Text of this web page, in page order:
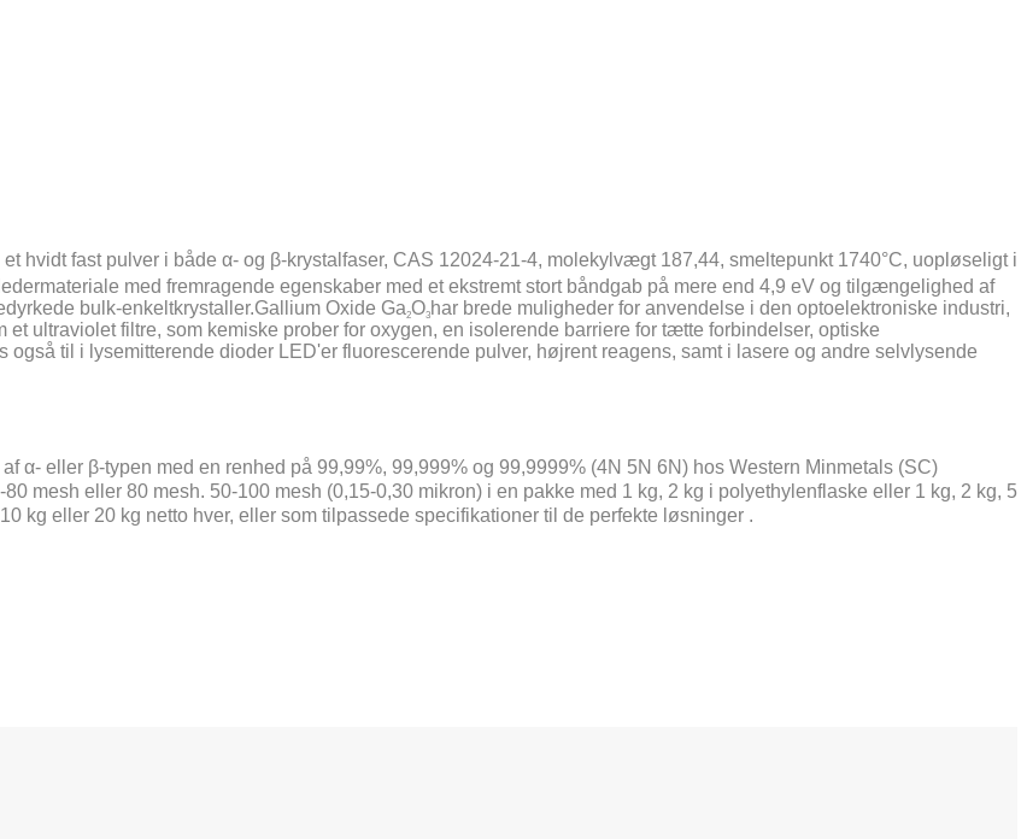
hvidt fast pulver i både α- og β-krystalfaser, CAS 12024-21-4, molekylvægt 187,44, smeltepunkt 1740°C, uopløseligt i
med fremragende egenskaber med et ekstremt stort båndgab på mere end 4,9 eV og tilgængelighed af
bulk-enkeltkrystaller.Gallium Oxide Ga2O3 har brede muligheder for anvendelse i den optoelektroniske industri,
ultraviolet filtre, som kemiske prober for oxygen, en isolerende barriere for tætte forbindelser, optiske
til i lysemitterende dioder LED'er fluorescerende pulver, højrent reagens, samt i lasere og andre selvlysende
α- eller β-typen med en renhed på 99,99%, 99,999% og 99,9999% (4N 5N 6N) hos Western Minmetals (SC)
mesh eller 80 mesh. 50-100 mesh (0,15-0,30 mikron) i en pakke med 1 kg, 2 kg i polyethylenflaske eller 1 kg, 2 kg, 5
kg eller 20 kg netto hver, eller som tilpassede specifikationer til de perfekte løsninger .